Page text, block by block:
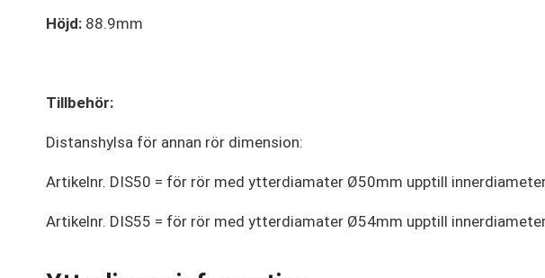
Höjd: 88.9mm
Tillbehör:
Distanshylsa för annan rör dimension:
Artikelnr. DIS50 = för rör med ytterdiamater Ø50mm upptill
Artikelnr. DIS55 = för rör med ytterdiamater Ø54mm upptill